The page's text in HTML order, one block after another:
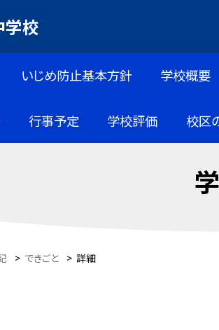
学校
いじめ防止基本方針 学校概要
行事予定 学校評価 校区
> できごと > 詳細